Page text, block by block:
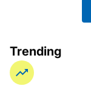
Trending